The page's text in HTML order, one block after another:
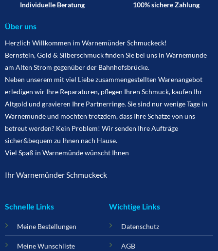
Individuelle Beratung 100% sichere Zahlung
Über uns
Herzlich Willkommen im Warnemünder Schmuckeck!
Bernstein, Gold & Silberschmuck finden Sie bei uns in Warnemünde
am Alten Strom gegenüber der Bahnhofsbrücke.
Neben unserem mit viel Liebe zusammengestellten Warenangebot
erledigen wir Ihre Reparaturen, pflegen Ihren Schmuck, kaufen Ihr
Altgold und gravieren Ihre Partnerringe. Sie sind nur wenige Tage in
Warnemünde und möchten trotzdem, dass Ihre Schätze von uns
betreut werden? Kein Problem! Wir senden Ihre Aufträge
sicher&bequem zu Ihnen nach Hause.
Viel Spaß in Warnemünde wünscht Ihnen
Ihr Warnemünder Schmuckeck
Schnelle Links
Meine Bestellungen
Meine Wunschliste
Wichtige Links
Datenschutz
AGB